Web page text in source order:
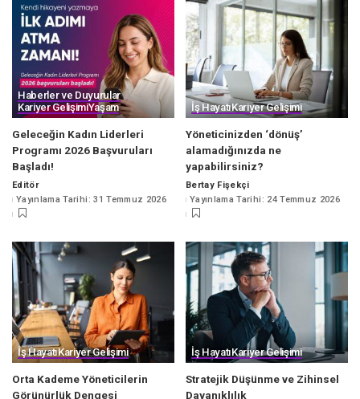
Haberler ve Duyurular
Kariyer GelişimiYaşam
Geleceğin Kadın Liderleri
Programı 2026 Başvuruları
Başladı!
Posted
by
Editör
Yayınlama Tarihi: 31 Temmuz 2026
İş HayatıKariyer Gelişimi
Yöneticinizden ‘dönüş’
alamadığınızda ne
yapabilirsiniz?
Posted
by
Bertay Fişekçi
Yayınlama Tarihi: 24 Temmuz 2026
İş HayatıKariyer Gelişimi
Orta Kademe Yöneticilerin
Görünürlük Dengesi
İş HayatıKariyer Gelişimi
Stratejik Düşünme ve Zihinsel
Dayanıklılık